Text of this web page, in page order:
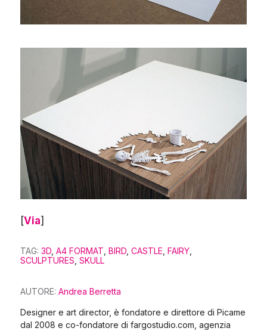
[Via]
TAG: 3D A4 FORMAT BIRD CASTLE FAIRY
SCULPTURES SKULL
AUTORE: Andrea Berretta
Designer e art director, è fondatore e direttore di Picame
dal 2008 e co-fondatore di fargostudio.com, agenzia